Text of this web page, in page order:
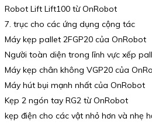
Robot Lift Lift100 từ OnRobot
7. trục cho các ứng dụng cộng tác
Máy kẹp pallet 2FGP20 của OnRobot
Người toàn diện trong lĩnh vực xếp
Máy kẹp chân không VGP20 của
Máy hút bụi mạnh nhất của OnRobot
Kẹp 2 ngón tay RG2 từ OnRobot
kẹp điện cho các vật nhỏ hơn và nhẹ